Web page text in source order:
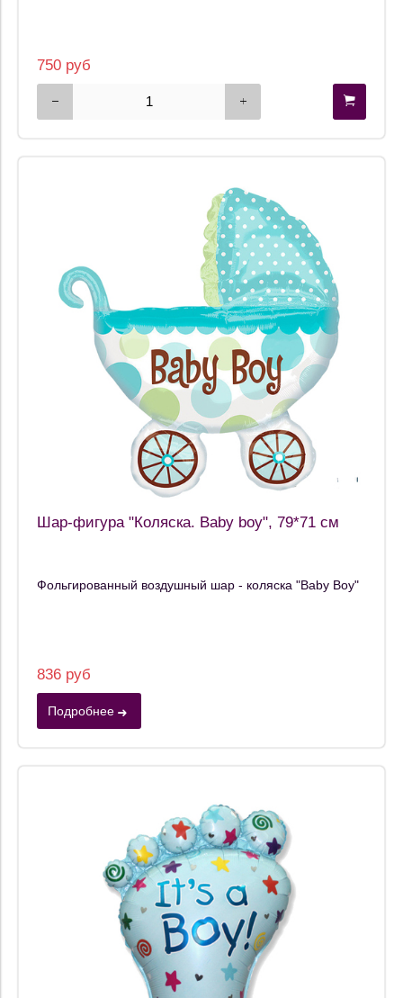
750 руб
Шар-фигура "Коляска. Baby boy", 79*71 см
Фольгированный воздушный шар - коляска "Baby Boy"
836 руб
Подробнее